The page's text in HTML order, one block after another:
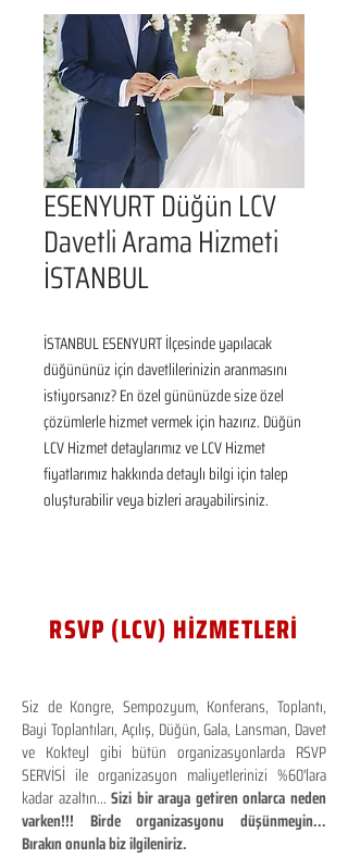
ESENYURT Düğün LCV
Davetli Arama Hizmeti
İSTANBUL
İSTANBUL ESENYURT İlçesinde yapılacak
düğününüz için davetlilerinizin aranmasını
istiyorsanız? En özel gününüzde size özel
çözümlerle hizmet vermek için hazırız. Düğün
LCV Hizmet detaylarımız ve LCV Hizmet
fiyatlarımız hakkında detaylı bilgi için talep
oluşturabilir veya bizleri arayabilirsiniz.
RSVP (LCV) HİZMETLERİ
Siz de Kongre, Sempozyum, Konferans, Toplantı,
Bayi Toplantıları, Açılış, Düğün, Gala, Lansman, Davet
ve Kokteyl gibi bütün organizasyonlarda RSVP
SERVİSİ ile organizasyon maliyetlerinizi %60'lara
kadar azaltın...Sizi bir araya getiren onlarca neden
varken!!! Birde organizasyonu düşünmeyin...
Bırakın onunla biz ilgileniriz.